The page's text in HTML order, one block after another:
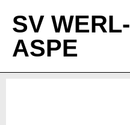
SV WERL-
ASPE